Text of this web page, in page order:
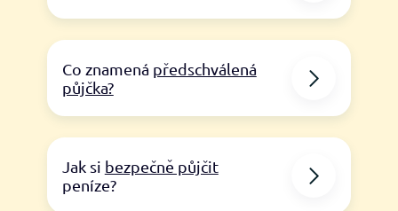
Co znamená předschválená
půjčka?
Jak si bezpečně půjčit
peníze?